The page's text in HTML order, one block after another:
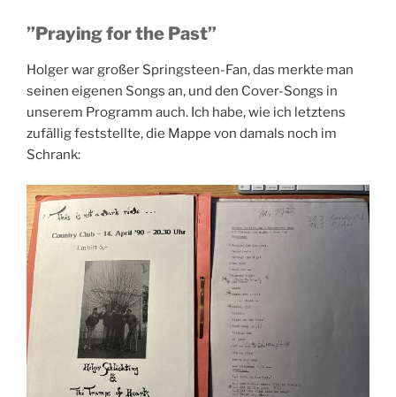
”Praying for the Past”
Holger war großer Springsteen-Fan, das merkte man
seinen eigenen Songs an, und den Cover-Songs in
unserem Programm auch. Ich habe, wie ich letztens
zufällig feststellte, die Mappe von damals noch im
Schrank: